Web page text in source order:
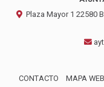
Plaza Mayor 1 22580
CONTACTO MAPA WEB